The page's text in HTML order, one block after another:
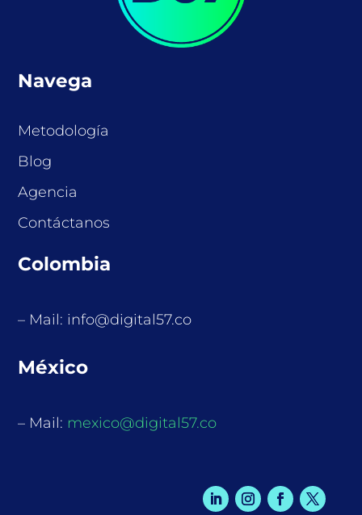
Navega
Metodología
Blog
Agencia
Contáctanos
Colombia
– Mail: info@digital57.co
México
– Mail: mexico@digital57.co